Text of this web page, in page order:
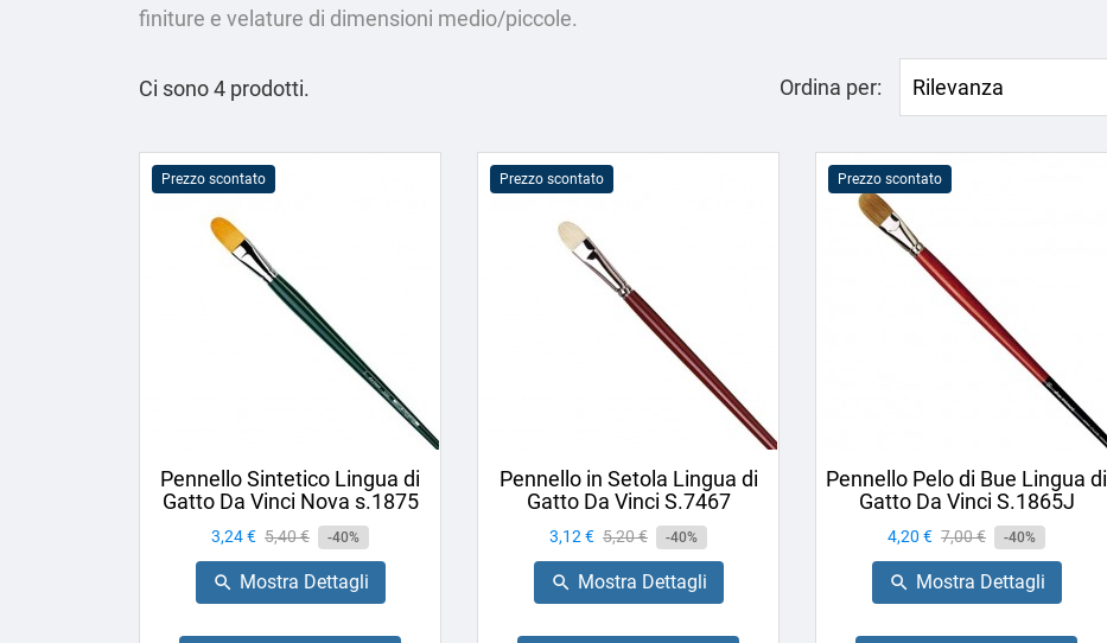
finiture e velature di dimensioni medio/piccole.
Ci sono 4 prodotti. Ordina per: Rilevanza
Prezzo scontato
Pennello Sintetico Lingua di
Gatto Da Vinci Nova s.1875
Prezzo
3,24 € Prezzo
base
5,40 € -40%
 Mostra Dettagli
Prezzo scontato
Pennello in Setola Lingua di
Gatto Da Vinci S.7467
Prezzo
3,12 € Prezzo
base
5,20 € -40%
 Mostra Dettagli
Prezzo scontato
Pennello Pelo di Bue Lingua di
Gatto Da Vinci S.1865J
Prezzo
4,20 € Prezzo
base
7,00 € -40%
 Mostra Dettagli